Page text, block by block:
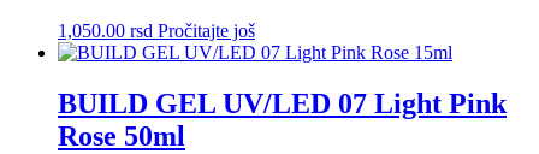
1,050.00 rsd Pročitajte još
BUILD GEL UV/LED 07 Light Pink
Rose 50ml